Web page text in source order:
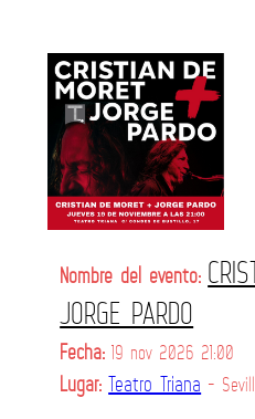
Nombre del evento:
JORGE PARDO
Fecha: 19 nov 2026 21:00
Lugar: Teatro Triana -